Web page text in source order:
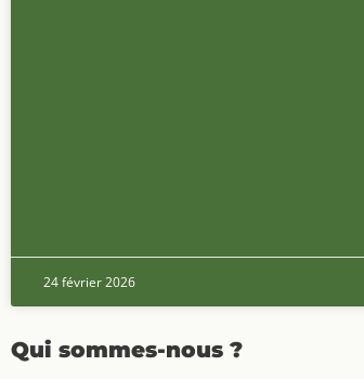
24 février 2026
Qui sommes-nous ?